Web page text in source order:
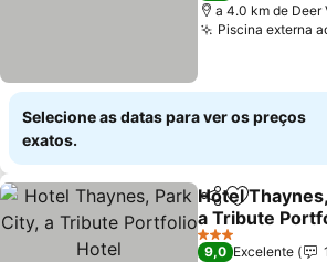
a 4.0 km de Deer
Piscina externa
Selecione as datas para ver os preços
exatos.
PartilharAdicionar
Hotel
a Tribute
Ver preços
3 Estrelas
9,0 Excelente